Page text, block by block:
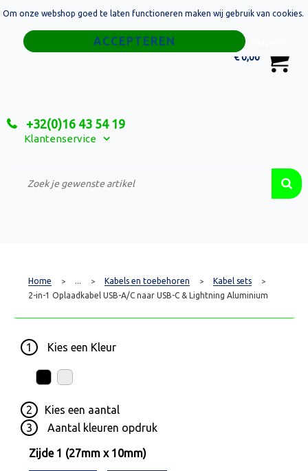
€ 0,00
+32(0)16 43 54 19
Klantenservice
Home
Relatiegeschenken
Custom Made Projecten
Home > ... > Kabels en toebehoren > Kabel sets >
2-in-1 Oplaadkabel USB-A/C naar USB-C & Lightning Aluminium
1 Kies een Kleur
2 Kies een aantal
3
Aantal kleuren opdruk
Zijde 1 (27mm x 10mm)
Om onze webshop goed te laten functioneren maken wij gebruik van cookies.